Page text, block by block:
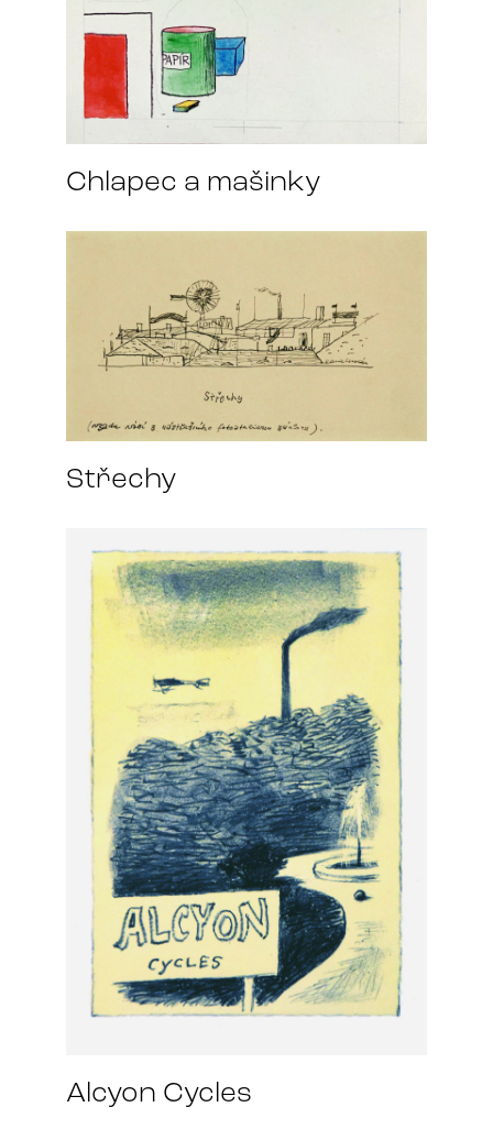
Chlapec a mašinky
Střechy
Alcyon Cycles